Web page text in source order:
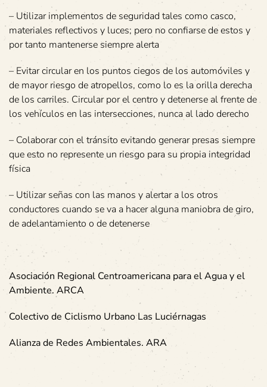
– Utilizar implementos de seguridad tales como casco,
materiales reflectivos y luces; pero no confiarse de estos y
por tanto mantenerse siempre alerta
– Evitar circular en los puntos ciegos de los automóviles y
de mayor riesgo de atropellos, como lo es la orilla derecha
de los carriles. Circular por el centro y detenerse al frente de
los vehículos en las intersecciones, nunca al lado derecho
– Colaborar con el tránsito evitando generar presas siempre
que esto no represente un riesgo para su propia integridad
física
– Utilizar señas con las manos y alertar a los otros
conductores cuando se va a hacer alguna maniobra de giro,
de adelantamiento o de detenerse
Asociación Regional Centroamericana para el Agua y el
Ambiente. ARCA
Colectivo de Ciclismo Urbano Las Luciérnagas
Alianza de Redes Ambientales. ARA